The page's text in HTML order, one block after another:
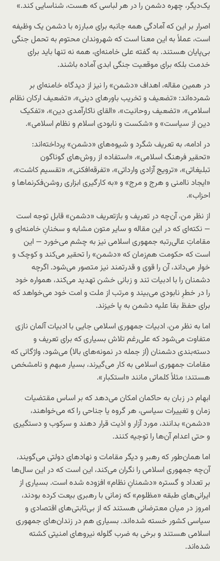
یک‌دیگر، چهره دشمن را در هر لباسی که هست، شناسایی کند.»
اصرار بر این‌ که آمادگی همه جانبه برای مبارزه با دشمن یک وظیفه
است، عملاً به این معنا است که شهروندان محتوم به تحمل جنگی
بی‌پایان هستند. به گفته علی خامنه‌ای، همه نه تنها باید برای
خدمت بلکه برای موقعیت جنگی ابدی آماده باشند.
در همین مقاله، اهداف «دشمن» را نیز از دیدگاه خامنه‌ای بر
شمرده‌اند: «تضعیف و تخریب باورهای دینی»، «تضعیف ارکان نظام
اسلامی»، «تضعیف روحانیت»، «القای ناکارآمدی دین»، «تفکیک
دین از سیاست» و «شکست و نابودی اسلام و نظام اسلامی».
در ادامه، به تعریف شگرد و شیوه‌های «دشمن» پرداخته‌اند:
«تحقیر فرهنگ اسلامی»، «استفاده از روش‌های گوناگون
تبلیغاتی»، «ترویج آزادی وارداتی»، «تفرقه‌افکنی»، «تقسیم کاشت»،
«ایجاد ناامنی و هرج و مرج» و «به کارگیری ابزاری روشن‌فکرنماها و
احزاب».
از نظر من، آن‌چه در تعریف و بازتعریف «دشمن» قابل توجه است
— نکته‌ای که در این مقاله و سایر متون مشابه و سخنانِ خامنه‌ای و
مقاماتِ عالی‌رتبه جمهوری اسلامی نیز به چشم می‌خورد — این
است که حکومت هم‌زمان که «دشمن» را تحقیر می‌کند و کوچک و
خوار می‌داند، آن را قوی و قدرتمند نیز متصور می‌شود. اگرچه
دشمنان را با ادبیات تند و زبانی خشن تهدید می‌کند، همواره خود
را در خطرِ نابودی می‌بیند و مرتب از ملت و امت خود می‌خواهد که
برای حفظ بقا علیه دشمن به‌ پا خیزند.
اما به‌ نظر من، ادبیات جمهوری اسلامی جایی با ادبیات آلمان نازی
متفاوت می‌شود که علی‌رغم تلاش بسیاری که برای تعریف و
دسته‌بندی دشمنان (از جمله در نمونه‌های بالا) می‌شود، واژگانی که
مقامات جمهوری اسلامی به‌ کار می‌گیرند، بسیار مبهم و نامشخص
هستند؛ مثلاً کلماتی مانند «استکبار».
ابهام در زبان به حاکمان امکان می‌دهد که بر اساس مقتضیات
زمان و تغییرات سیاسی، هر گروه یا جناحی را که می‌خواهند،
«دشمن» بدانند، مورد آزار و اذیت قرار دهند و سرکوب و دستگیری
و حتی اعدام آن‌ها را توجیه کنند.
اما همان‌طور که رهبر و دیگر مقامات و نهادهای دولتی می‌گویند،
آن‌چه جمهوری اسلامی را نگران می‌کند، این است که در این سال‌ها
بر تعداد و گستره «دشمنانِ نظام» افزوده شده است. بسیاری از
ایرانی‌های طبقه‌ «مظلوم» که زمانی با رهبری بیعت کرده بودند،
امروز در میان معترضانی هستند که از بی‌ثابتی‌های اقتصادی و
سیاسی کشور خسته‌ شده‌اند. بسیاری هم در زندان‌های جمهوری
اسلامی هستند و برخی به ضرب گلوله‌ نیروهای امنیتی کشته
شده‌اند.